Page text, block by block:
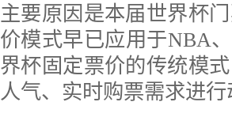
主要原因是本届世界杯
价模式早已应用于NBA
界杯固定票价的传统模
人气、实时购票需求进